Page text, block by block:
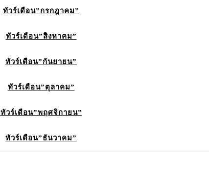
ทัวร์เดือน”กรกฎาคม”
ทัวร์เดือน”สิงหาคม”
ทัวร์เดือน”กันยายน”
ทัวร์เดือน”ตุลาคม”
ทัวร์เดือน”พฤศจิกายน”
ทัวร์เดือน”ธันวาคม”